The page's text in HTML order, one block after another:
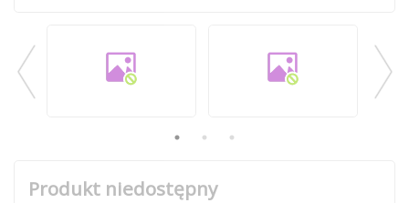
Produkt niedostępny